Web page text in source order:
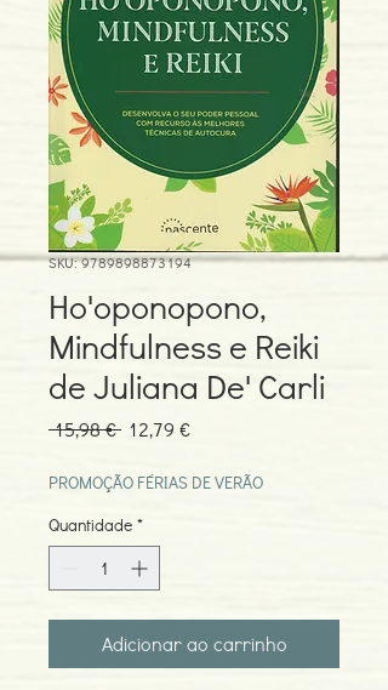
SKU: 9789898873194
Ho'oponopono,
Mindfulness e Reiki
de Juliana De' Carli
15,98 € Preço
12,79 €Preço
PROMOÇÃO FÉRIAS DE VERÃO
Quantidade *
Adicionar ao carrinho